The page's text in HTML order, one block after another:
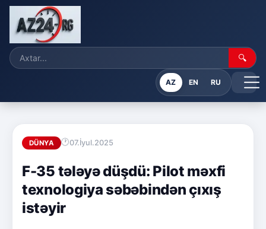
🔍
AZ EN RU
DÜNYA 07.İyul.2025
F-35 tələyə düşdü: Pilot məxfi
texnologiya səbəbindən çıxış
istəyir